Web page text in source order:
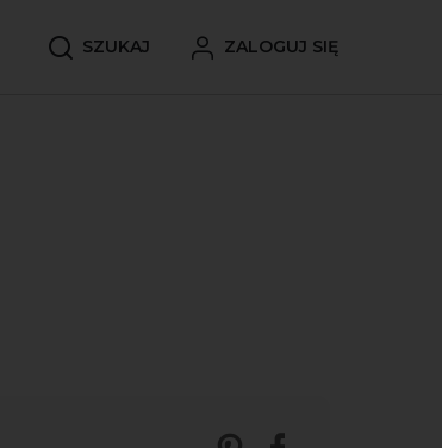
SZUKAJ ZALOGUJ SIĘ